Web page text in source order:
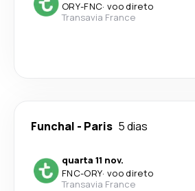
ORY-FNC· voo direto
Transavia France
Funchal - Paris 5 dias
quarta 11 nov.
FNC-ORY· voo direto
Transavia France